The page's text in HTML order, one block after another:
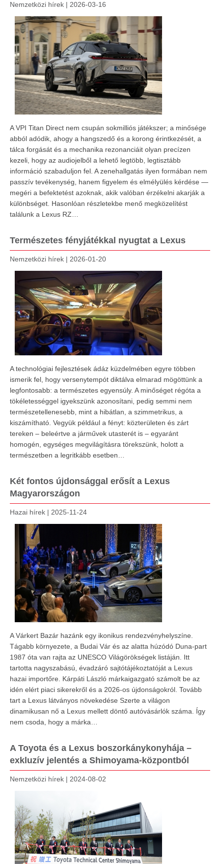
Nemzetközi hírek | 2026-03-16
A VPI Titan Direct nem csupán sokmilliós játékszer; a minősége
abból adódik, ahogy a hangszedő és a korong érintkezését, a
tálca forgását és a mechanika rezonanciáit olyan precízen
kezeli, hogy az audiojelből a lehető legtöbb, legtisztább
információ szabaduljon fel. A zenehallgatás ilyen formában nem
passzív tevékenység, hanem figyelem és elmélyülés kérdése —
megéri a befektetést azoknak, akik valóban érzékelni akarják a
különbséget. Hasonlóan részletekbe menő megközelítést
találunk a Lexus RZ…
Természetes fényjátékkal nyugtat a Lexus
Nemzetközi hírek | 2026-01-20
A technológiai fejlesztések ádáz küzdelmében egyre többen
ismerik fel, hogy versenytempót diktálva elmarad mögöttünk a
legfontosabb: a természetes egyensúly. A minőséget régóta a
tökéletességgel igyekszünk azonosítani, pedig semmi nem
természetellenesebb, mint a hibátlan, a szimmetrikus, a
kiszámítható. Vegyük például a fényt: közterületen és zárt
tereken – beleértve a járművek utasterét is – egyaránt
homogén, egységes megvilágításra törekszünk, holott a
természetben a legritkább esetben…
Két fontos újdonsággal erősít a Lexus
Magyarországon
Hazai hírek | 2025-11-24
A Várkert Bazár hazánk egy ikonikus rendezvényhelyszíne.
Tágabb környezete, a Budai Vár és az alatta húzódó Duna-part
1987 óta van rajta az UNESCO Világörökségek listáján. Itt
tartotta nagyszabású, évadzáró sajtótájékoztatóját a Lexus
hazai importőre. Kárpáti László márkaigazgató számolt be az
idén elért piaci sikerekről és a 2026-os újdonságokról. Tovább
tart a Lexus látványos növekedése Szerte a világon
dinamikusan nő a Lexus mellett döntő autóvásárlók száma. Így
nem csoda, hogy a márka…
A Toyota és a Lexus boszorkánykonyhája –
exkluzív jelentés a Shimoyama-központból
Nemzetközi hírek | 2024-08-02